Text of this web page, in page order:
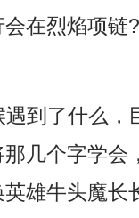
在烈焰项链?
到了什么，
几个字学会
雄牛头魔长